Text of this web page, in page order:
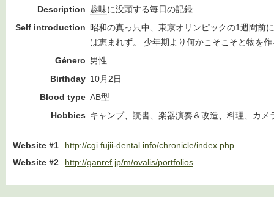
Description 趣味に没頭する毎日の記録
Self introduction 昭和の真っ只中、東京オリンピックの1週間前
は恵まれず。 少年期より何かこそこそと物を
Género 男性
Birthday 10月2日
Blood type AB型
Hobbies キャンプ、読書、楽器演奏＆改造、料理、カメ
Website #1
http://cgi.fujii-dental.info/chronicle/index.php
Website #2
http://ganref.jp/m/ovalis/portfolios